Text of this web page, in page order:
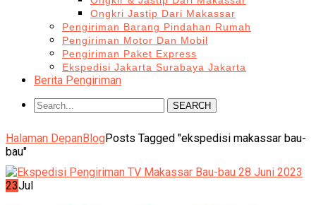
Ongkri Jastip Dari Makassar
Pengiriman Barang Pindahan Rumah
Pengiriman Motor Dan Mobil
Pengiriman Paket Express
Ekspedisi Jakarta Surabaya Jakarta
Berita Pengiriman
SEARCH
Halaman DepanBlogPosts Tagged "ekspedisi makassar bau-
bau"
23Jul